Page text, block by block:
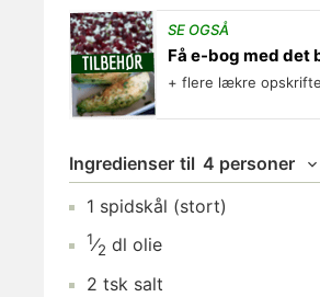
SE OGSÅ
Få e-bog med det
+ flere lækre
Ingredienser til 4 personer
1 spidskål (stort)
1⁄2 dl olie
2 tsk salt